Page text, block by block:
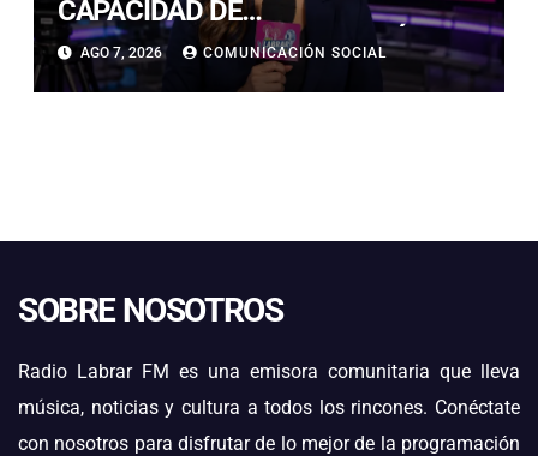
CAPACIDAD DE
ALMACENAMIENTO ENERGÉTICO
Y CONSOLIDA SU LIDERAZGO EN
LA TRANSICIÓN ENERGÉTICA
AGO 7, 2026 COMUNICACIÓN SOCIAL
SOBRE NOSOTROS
Radio Labrar FM es una emisora comunitaria que lleva
música, noticias y cultura a todos los rincones. Conéctate
con nosotros para disfrutar de lo mejor de la programación